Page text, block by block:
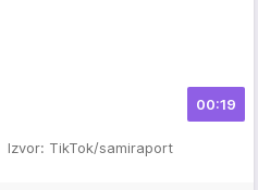
00:19
Izvor: TikTok/samiraport